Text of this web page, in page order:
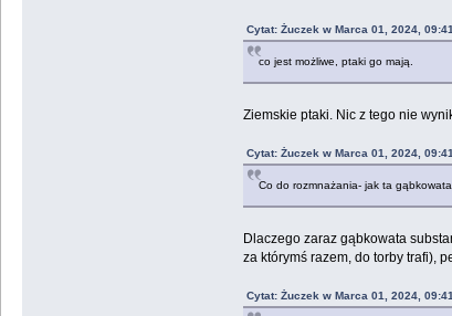
Cytat: Żuczek w Marca 01, 2024,
co jest możliwe, ptaki go mają.
Ziemskie ptaki. Nic z tego nie
Cytat: Żuczek w Marca 01, 2024,
Co do rozmnażania- jak ta
Dlaczego zaraz gąbkowata
za którymś razem, do torby trafi),
Cytat: Żuczek w Marca 01, 2024,